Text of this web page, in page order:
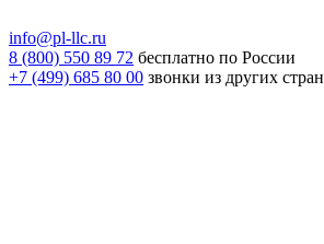
info@pl-llc.ru
8 (800) 550 89 72 бесплатно по России
+7 (499) 685 80 00 звонки из других стран